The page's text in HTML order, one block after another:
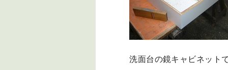
洗面台の鏡キャビネット